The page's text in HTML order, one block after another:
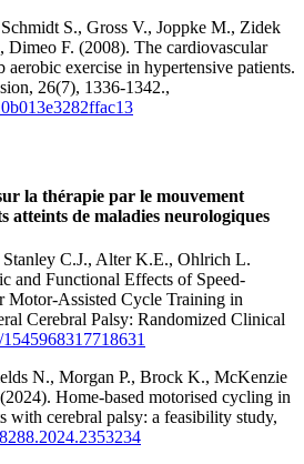
S., Gross V., Joppke M., Zidek
Dimeo F. (2008). The cardiovascular
aerobic exercise in hypertensive patients.
26(7), 1336-1342.,
la thérapie par le mouvement
atteints de maladies neurologiques
C.J., Alter K.E., Ohlrich L.
and Functional Effects of Speed-
Motor-Assisted Cycle Training in
Cerebral Palsy: Randomized Clinical
1545968317718631
N., Morgan P., Brock K., McKenzie
Home-based motorised cycling in
with cerebral palsy: a feasibility study,